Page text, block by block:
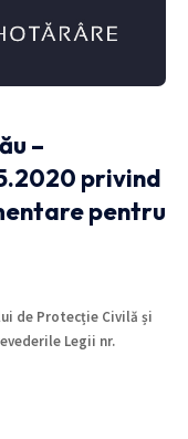
–
privind
pentru
de Protecție Civilă și
Legii nr.